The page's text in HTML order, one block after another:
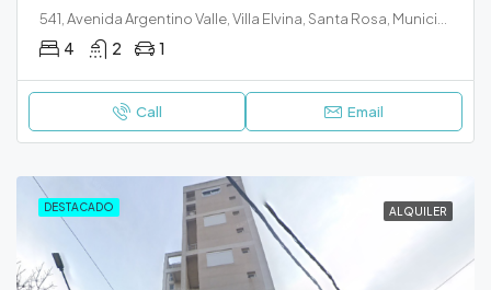
4 2 1
Call Email
DESTACADO ALQUILER